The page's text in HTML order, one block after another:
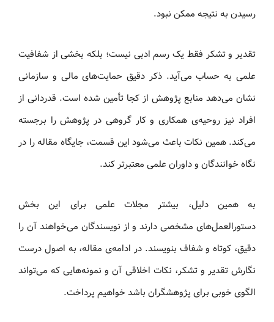
رسیدن به نتیجه ممکن نبود.
تقدیر و تشکر فقط یک رسم ادبی نیست؛ بلکه بخشی از شفافیت
علمی به حساب می‌آید. ذکر دقیق حمایت‌های مالی و سازمانی
نشان می‌دهد منابع پژوهش از کجا تأمین شده است. قدردانی از
افراد نیز روحیه‌ی همکاری و کار گروهی در پژوهش را برجسته
می‌کند. همین نکات باعث می‌شود این قسمت، جایگاه مقاله را در
نگاه خوانندگان و داوران علمی معتبرتر کند.
به همین دلیل، بیشتر مجلات علمی برای این بخش
دستورالعمل‌های مشخصی دارند و از نویسندگان می‌خواهند آن را
دقیق، کوتاه و شفاف بنویسند. در ادامه‌ی مقاله، به اصول درست
نگارش تقدیر و تشکر، نکات اخلاقی آن و نمونه‌هایی که می‌تواند
الگوی خوبی برای پژوهشگران باشد خواهیم پرداخت.